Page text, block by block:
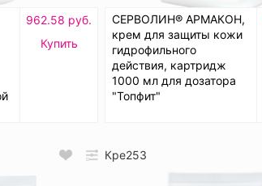
962.58 руб.
Купить
СЕРВОЛИН® АРМАКОН,
крем для защиты кожи
гидрофильного
действия, картридж
1000 мл для дозатора
"Топфит"
Кре253